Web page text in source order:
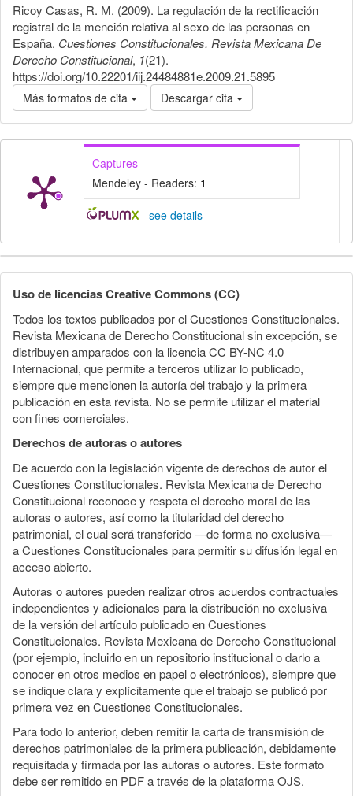
Ricoy Casas, R. M. (2009). La regulación de la rectificación
registral de la mención relativa al sexo de las personas en
España. Cuestiones Constitucionales. Revista Mexicana De
Derecho Constitucional, 1(21).
https://doi.org/10.22201/iij.24484881e.2009.21.5895
Más formatos de cita Descargar cita
Captures
Mendeley - Readers: 1
- see details
Detalles
del
artículo
Uso de licencias Creative Commons (CC)
Todos los textos publicados por el Cuestiones Constitucionales.
Revista Mexicana de Derecho Constitucional sin excepción, se
distribuyen amparados con la licencia CC BY-NC 4.0
Internacional, que permite a terceros utilizar lo publicado,
siempre que mencionen la autoría del trabajo y la primera
publicación en esta revista. No se permite utilizar el material
con fines comerciales.
Derechos de autoras o autores
De acuerdo con la legislación vigente de derechos de autor el
Cuestiones Constitucionales. Revista Mexicana de Derecho
Constitucional reconoce y respeta el derecho moral de las
autoras o autores, así como la titularidad del derecho
patrimonial, el cual será transferido —de forma no exclusiva—
a Cuestiones Constitucionales para permitir su difusión legal en
acceso abierto.
Autoras o autores pueden realizar otros acuerdos contractuales
independientes y adicionales para la distribución no exclusiva
de la versión del artículo publicado en Cuestiones
Constitucionales. Revista Mexicana de Derecho Constitucional
(por ejemplo, incluirlo en un repositorio institucional o darlo a
conocer en otros medios en papel o electrónicos), siempre que
se indique clara y explícitamente que el trabajo se publicó por
primera vez en Cuestiones Constitucionales.
Para todo lo anterior, deben remitir la carta de transmisión de
derechos patrimoniales de la primera publicación, debidamente
requisitada y firmada por las autoras o autores. Este formato
debe ser remitido en PDF a través de la plataforma OJS.